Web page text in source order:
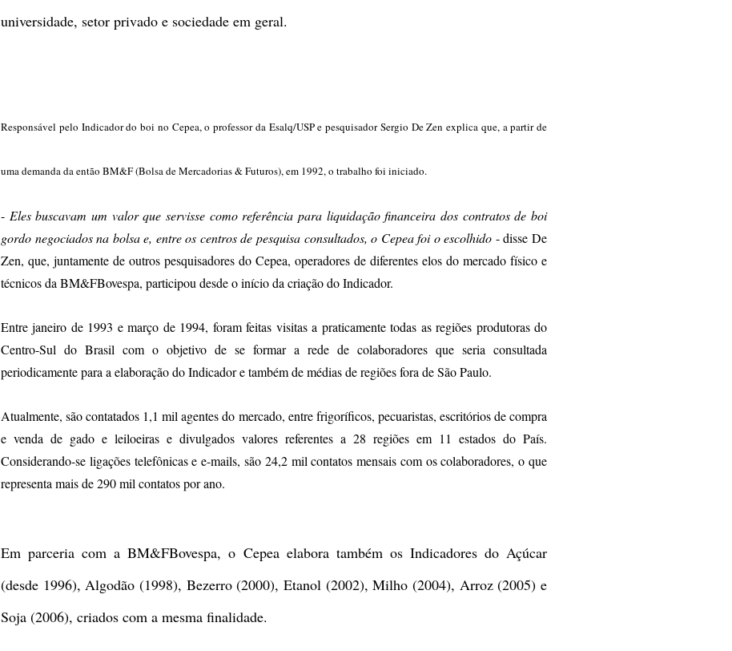
universidade, setor privado e sociedade em geral.
Responsável pelo Indicador do boi no Cepea, o professor da Esalq/USP e pesquisador Sergio De Zen explica que, a partir de
uma demanda da então BM&F (Bolsa de Mercadorias & Futuros), em 1992, o trabalho foi iniciado.
- Eles buscavam um valor que servisse como referência para liquidação financeira dos contratos de boi
gordo negociados na bolsa e, entre os centros de pesquisa consultados, o Cepea foi o escolhido - disse De
Zen, que, juntamente de outros pesquisadores do Cepea, operadores de diferentes elos do mercado físico e
técnicos da BM&FBovespa, participou desde o início da criação do Indicador.
Entre janeiro de 1993 e março de 1994, foram feitas visitas a praticamente todas as regiões produtoras do
Centro-Sul do Brasil com o objetivo de se formar a rede de colaboradores que seria consultada
periodicamente para a elaboração do Indicador e também de médias de regiões fora de São Paulo.
Atualmente, são contatados 1,1 mil agentes do mercado, entre frigoríficos, pecuaristas, escritórios de compra
e venda de gado e leiloeiras e divulgados valores referentes a 28 regiões em 11 estados do País.
Considerando-se ligações telefônicas e e-mails, são 24,2 mil contatos mensais com os colaboradores, o que
representa mais de 290 mil contatos por ano.
Em parceria com a BM&FBovespa, o Cepea elabora também os Indicadores do Açúcar
(desde 1996), Algodão (1998), Bezerro (2000), Etanol (2002), Milho (2004), Arroz (2005) e
Soja (2006), criados com a mesma finalidade.